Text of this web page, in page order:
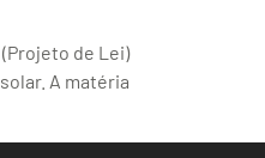
(Projeto de Lei)
A matéria